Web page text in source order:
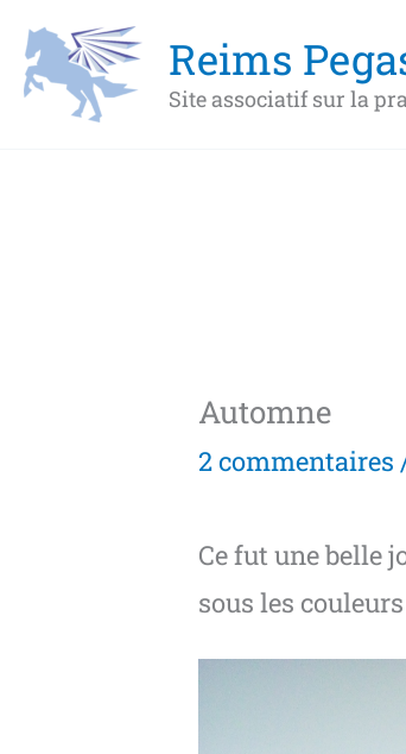
Aller
au
contenu
Reims
Site associatif sur la
Automne
2 commentaires
Ce fut une belle
sous les couleurs